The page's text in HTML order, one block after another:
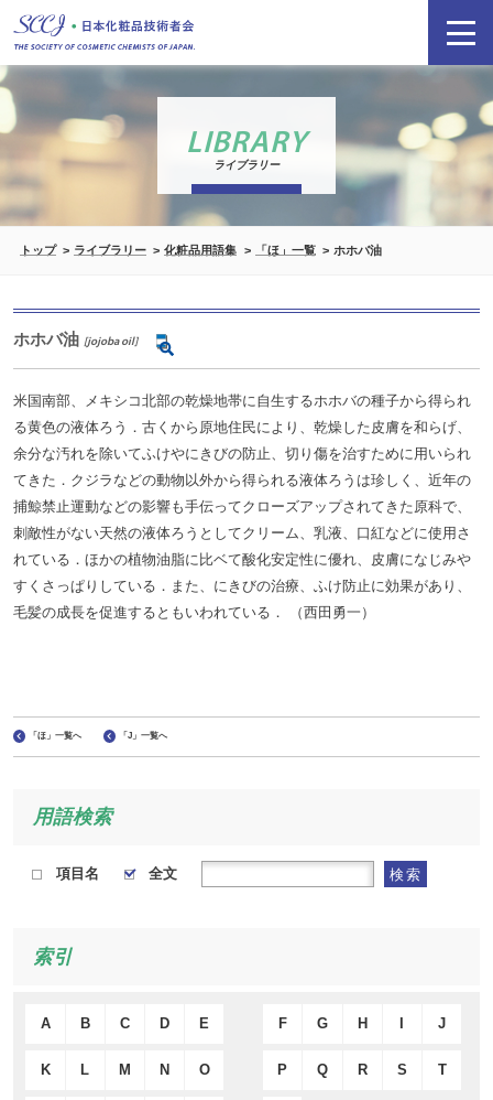
LIBRARY
ライブラリー
トップ ライブラリー 化粧品用語集 「ほ」一覧 ホホバ油
ホホバ油 [jojoba oil]
米国南部、メキシコ北部の乾燥地帯に自生するホホバの種子から得られ
る黄色の液体ろう．古くから原地住民により、乾燥した皮膚を和らげ、
余分な汚れを除いてふけやにきびの防止、切り傷を治すために用いられ
てきた．クジラなどの動物以外から得られる液体ろうは珍しく、近年の
捕鯨禁止運動などの影響も手伝ってクローズアップされてきた原科で、
刺敵性がない天然の液体ろうとしてクリーム、乳液、口紅などに使用さ
れている．ほかの植物油脂に比ベて酸化安定性に優れ、皮膚になじみや
すくさっぱりしている．また、にきびの治療、ふけ防止に効果があり、
毛髪の成長を促進するともいわれている． （西田勇一）
「ほ」一覧へ 「J」一覧へ
用語検索
項目名 全文 検索
索引
A B C D E F G H J
K L M N O P Q R S T